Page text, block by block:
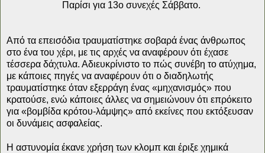
Παρίσι για 13ο συνεχές Σάββατο.
Από τα επεισόδια τραυματίστηκε σοβαρά ένας άνθρωπος
στο ένα του χέρι, με τις αρχές να αναφέρουν ότι έχασε
τέσσερα δάχτυλα. Αδιευκρίνιστο το πώς συνέβη το ατύχημα,
με κάποιες πηγές να αναφέρουν ότι ο διαδηλωτής
τραυματίστηκε όταν εξερράγη ένας «μηχανισμός» που
κρατούσε, ενώ κάποιες άλλες να σημειώνουν ότι επρόκειτο
για «βομβίδα κρότου-λάμψης» από εκείνες που εκτόξευσαν
οι δυνάμεις ασφαλείας.
Η αστυνομία έκανε χρήση των κλομπ και έριξε χημικά